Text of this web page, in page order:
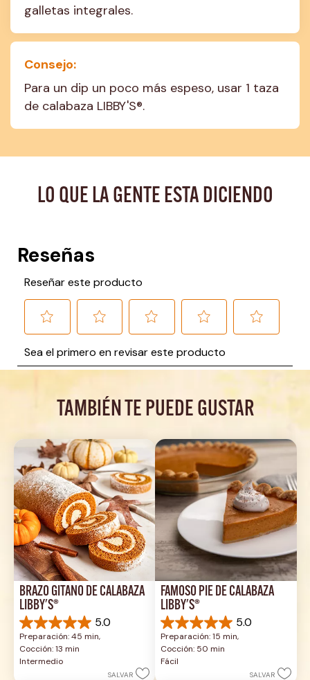
galletas integrales.
Consejo:
Para un dip un poco más espeso, usar 1 taza
de calabaza LIBBY'S®.
LO QUE LA GENTE ESTA DICIENDO
TAMBIÉN TE PUEDE GUSTAR
BRAZO GITANO DE CALABAZA
LIBBY'S®
5.0
5.0
de
5
estrellas.
Preparación: 45 min,
Cocción: 13 min
Intermedio
SALVAR
FAMOSO PIE DE CALABAZA
LIBBY'S®
5.0
5.0
de
5
estrellas.
Preparación: 15 min,
Cocción: 50 min
Fácil
SALVAR